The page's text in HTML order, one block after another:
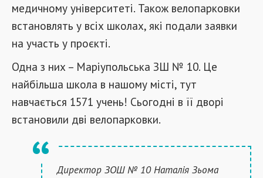
медичному університеті. Також велопарковки
встановлять у всіх школах, які подали заявки
на участь у проєкті.
Одна з них – Маріупольська ЗШ № 10. Це
найбільша школа в нашому місті, тут
навчається 1571 учень! Сьогодні в її дворі
встановили дві велопарковки.
Директор ЗОШ № 10 Наталія Зьома